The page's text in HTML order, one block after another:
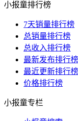
小报童排行榜
7天销量排行榜
总销量排行榜
总收入排行榜
最新发布排行榜
最近更新排行榜
价格排行榜
小报童专栏